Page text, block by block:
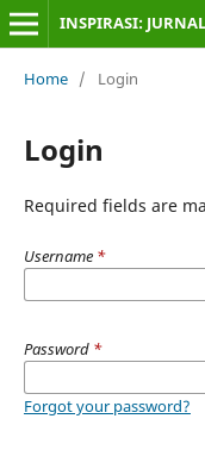
INSPIRASI:
Home / Login
Login
Required fields are
Username *
Password *
Forgot your password?